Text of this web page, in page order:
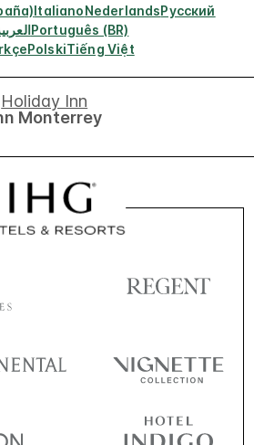
ItalianoNederlandsРусский
Português (BR)
PolskiTiếng Việt
Holiday Inn
Monterrey